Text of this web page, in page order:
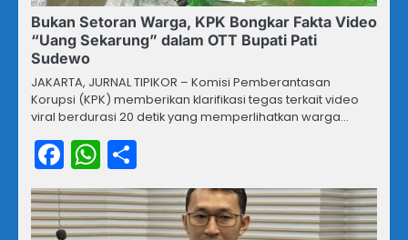
Bukan Setoran Warga, KPK Bongkar Fakta Video
“Uang Sekarung” dalam OTT Bupati Pati
Sudewo
JAKARTA, JURNAL TIPIKOR – Komisi Pemberantasan
Korupsi (KPK) memberikan klarifikasi tegas terkait video
viral berdurasi 20 detik yang memperlihatkan warga…
Facebook
WhatsApp